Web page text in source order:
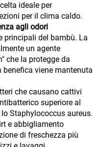
ideale per
per il clima caldo.
agli odori
principali del bambù. La
un agente
che la protegge da
benefica viene mantenuta
che causano cattivi
superiore al
Staphylococcus aureus.
e abbigliamento
di freschezza più